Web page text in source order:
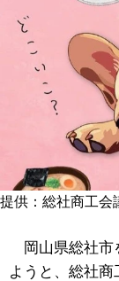
提供：総社商工会
岡山県総社市
ようと、 総社商